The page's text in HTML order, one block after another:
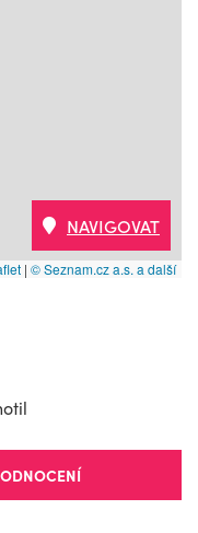
| © Seznam.cz a.s. a další
NAVIGOVAT